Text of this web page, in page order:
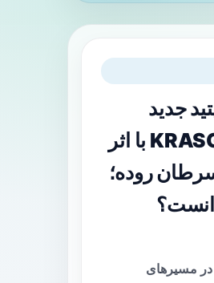
جدید
هدف‌گیر KRASG۱۲V با اثر
روده؛
مسیرهای